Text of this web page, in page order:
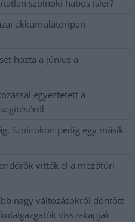
szolnoki habos isler?
akkumulátoripari
hozta a június a
egyeztetett a
Szolnokon pedig egy másik
vitték el a mezőtúri
nagy változásokról döntött
visszakapják